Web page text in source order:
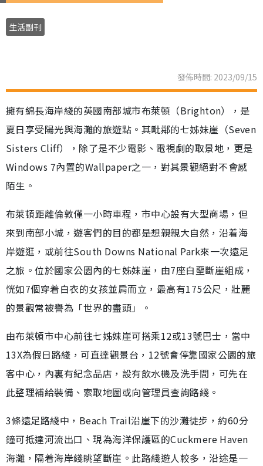
生活副刊
發佈時間: 2023/09/15
擁有綿長海岸綫的英國南部城市布萊頓（Brighton），是
夏日享受陽光與海灘的旅遊點。其毗鄰的七姊妹崖（Seven
Sisters Cliff），除了是不少電影、電視劇的取景地，更是
Windows 7內置的Wallpaper之一，對其景觀絕對不會感
陌生。
布萊頓距離倫敦僅一小時車程，市中心設有大型商場，但
來到南部小城，遊客們的目的都是想親親大自然，沿着海
岸遊逛，或前往South Downs National Park來一次遠足
之旅。位於國家公園內的七姊妹崖，由7座白堊斷崖組成，
恍如7個穿着白衣的女孩並肩而立，最高有175公尺，壯麗
的景觀常被譽為「世界的盡頭」。
由布萊頓市中心前往七姊妹崖可搭乘12或13號巴士，當中
13X為假日路綫，可直達觀景台，12號會停靠國家公園的旅
客中心，內裏有紀念品店，設有飲水機及洗手間，可先在
此整理補給裝備、索取地圖或向管理員查詢路綫。
3條遠足路綫中，Beach Trail沿崖下的沙灘徒步，約60分
鐘可抵達河流出口、現為海洋保護區的Cuckmere Haven
海灘，隔着海岸綫眺望斷崖。此路綫遊人較多，沿途是一